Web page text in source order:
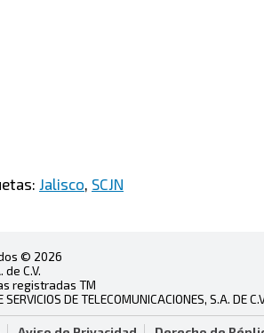
Jalisco, SCJN
© 2026
C.V.
registradas TM
DE TELECOMUNICACIONES, S.A. DE